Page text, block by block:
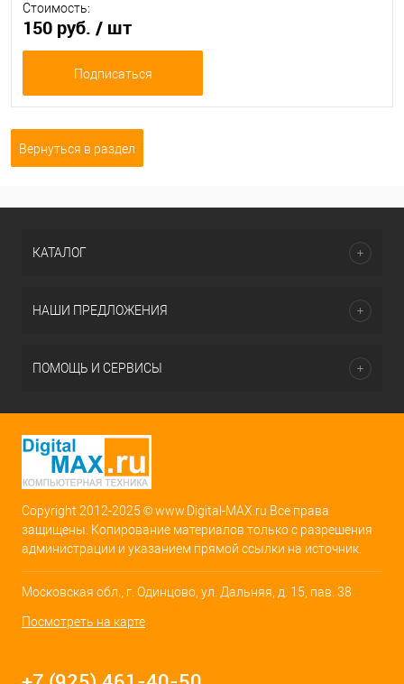
Стоимость:
150 руб. / шт
Подписаться
Вернуться в раздел
КАТАЛОГ
НАШИ ПРЕДЛОЖЕНИЯ
ПОМОЩЬ И СЕРВИСЫ
Copyright 2012-2025 © www.Digital-MAX.ru Все права
защищены. Копирование материалов только с разрешения
администрации и указанием прямой ссылки на источник.
Московская обл., г. Одинцово, ул. Дальняя, д. 15, пав. 38
Посмотреть на карте